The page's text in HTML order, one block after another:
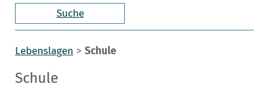
Suche
Lebenslagen > Schule
Schule